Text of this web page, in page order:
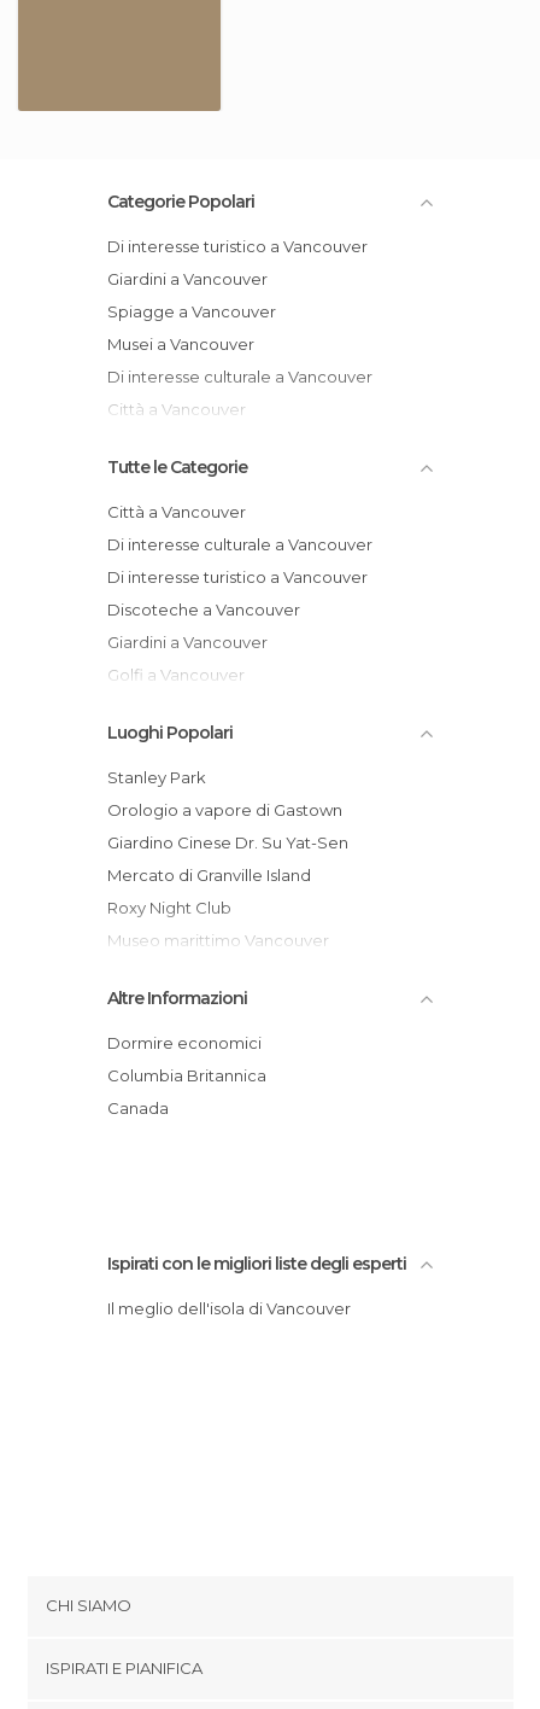
Categorie Popolari
Di interesse turistico a Vancouver
Giardini a Vancouver
Spiagge a Vancouver
Musei a Vancouver
Di interesse culturale a Vancouver
Città a Vancouver
Tutte le Categorie
Città a Vancouver
Di interesse culturale a Vancouver
Di interesse turistico a Vancouver
Discoteche a Vancouver
Giardini a Vancouver
Golfi a Vancouver
Mercati a Vancouver
Monumenti Storici a Vancouver
Musei a Vancouver
Negozi a Vancouver
Quartieri a Vancouver
Spiagge a Vancouver
Trekking a Vancouver
Luoghi Popolari
Stanley Park
Orologio a vapore di Gastown
Giardino Cinese Dr. Su Yat-Sen
Mercato di Granville Island
Roxy Night Club
Museo marittimo Vancouver
Acquario di Vancouver
Museo dell'antropologia
Gastown
Vancouver Marina
Altre Informazioni
Dormire economici
Columbia Britannica
Canada
Ispirati con le migliori liste degli esperti
Il meglio dell'isola di Vancouver
CHI SIAMO
ISPIRATI E PIANIFICA